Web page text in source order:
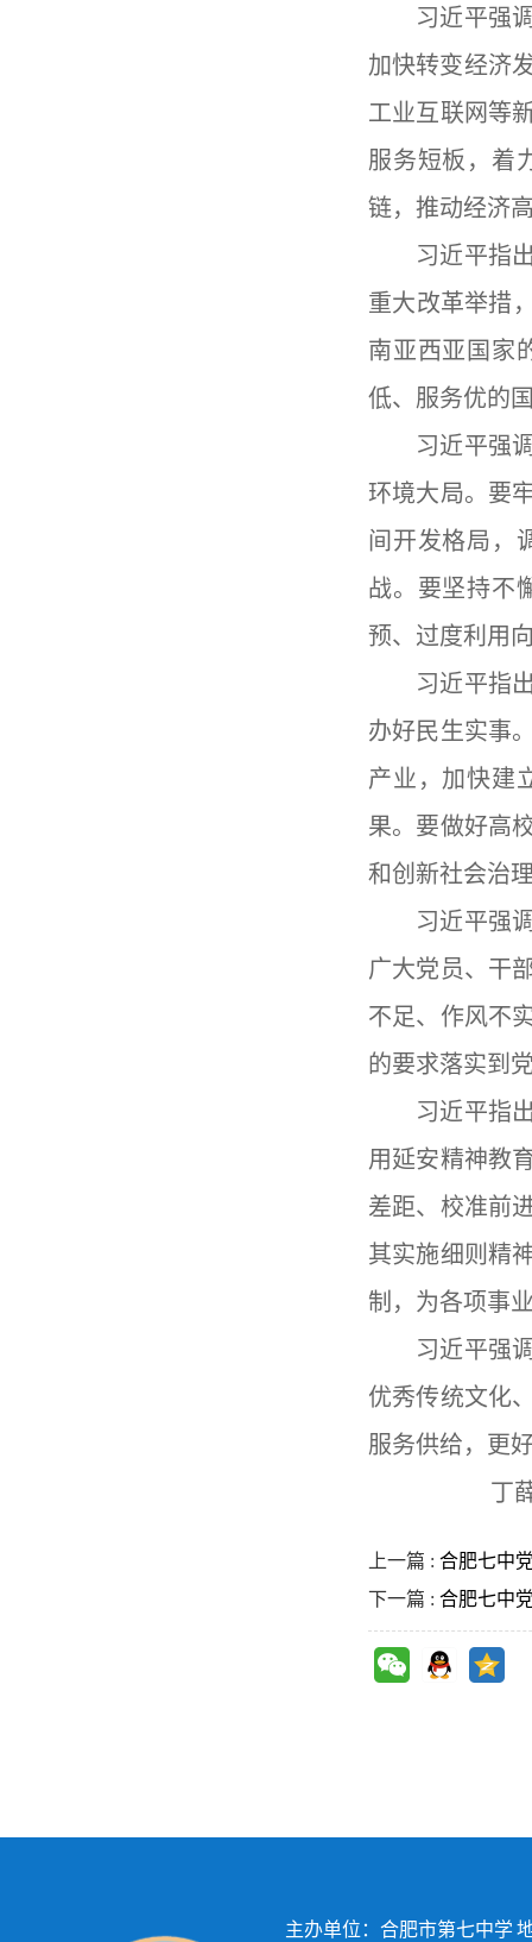
习近平强
加快转变经济
工业互联网等
服务短板，着
链，推动经济
习近平指
重大改革举措
南亚西亚国家
低、服务优的
习近平强
环境大局。要
间开发格局，
战。要坚持不
预、过度利用
习近平指
办好民生实事
产业，加快建
果。要做好高
和创新社会治
习近平强
广大党员、干
不足、作风不
的要求落实到
习近平指
用延安精神教
差距、校准前
其实施细则精
制，为各项事
习近平强
优秀传统文化
服务供给，更
丁
上一篇 : 合肥七中
下一篇 : 合肥七中
主办单位：合肥市第七中学